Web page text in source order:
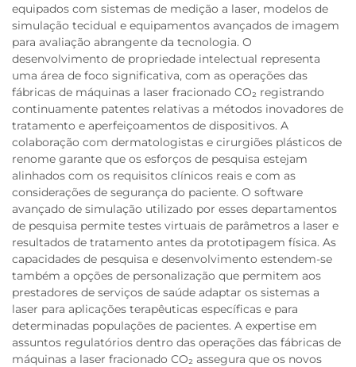
equipados com sistemas de medição a laser, modelos de
simulação tecidual e equipamentos avançados de imagem
para avaliação abrangente da tecnologia. O
desenvolvimento de propriedade intelectual representa
uma área de foco significativa, com as operações das
fábricas de máquinas a laser fracionado CO₂ registrando
continuamente patentes relativas a métodos inovadores de
tratamento e aperfeiçoamentos de dispositivos. A
colaboração com dermatologistas e cirurgiões plásticos de
renome garante que os esforços de pesquisa estejam
alinhados com os requisitos clínicos reais e com as
considerações de segurança do paciente. O software
avançado de simulação utilizado por esses departamentos
de pesquisa permite testes virtuais de parâmetros a laser e
resultados de tratamento antes da prototipagem física. As
capacidades de pesquisa e desenvolvimento estendem-se
também a opções de personalização que permitem aos
prestadores de serviços de saúde adaptar os sistemas a
laser para aplicações terapêuticas específicas e para
determinadas populações de pacientes. A expertise em
assuntos regulatórios dentro das operações das fábricas de
máquinas a laser fracionado CO₂ assegura que os novos